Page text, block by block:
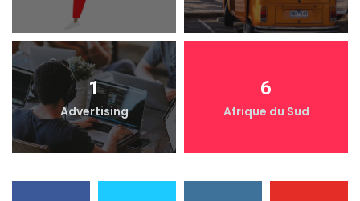
1
Advertising
6
Afrique du Sud